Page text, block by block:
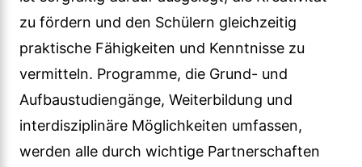
zu fördern und den Schülern gleichzeitig
praktische Fähigkeiten und Kenntnisse zu
vermitteln. Programme, die Grund- und
Aufbaustudiengänge, Weiterbildung und
interdisziplinäre Möglichkeiten umfassen,
werden alle durch wichtige Partnerschaften